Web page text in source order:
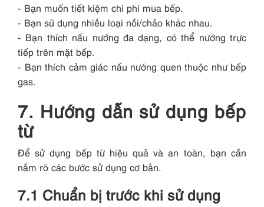
- Bạn muốn tiết kiệm chi phí mua bếp.
- Bạn sử dụng nhiều loại nồi/chảo khác nhau.
- Bạn thích nấu nướng đa dạng, có thể nướng trực
tiếp trên mặt bếp.
- Bạn thích cảm giác nấu nướng quen thuộc như bếp
gas.
7. Hướng dẫn sử dụng bếp
từ
Để sử dụng bếp từ hiệu quả và an toàn, bạn cần
nắm rõ các bước sử dụng cơ bản.
7.1 Chuẩn bị trước khi sử dụng